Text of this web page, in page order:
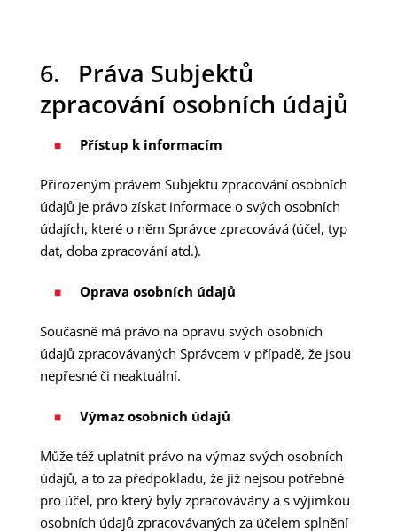
6. Práva Subjektů
zpracování osobních údajů
Přístup k informacím
Přirozeným právem Subjektu zpracování osobních
údajů je právo získat informace o svých osobních
údajích, které o něm Správce zpracovává (účel, typ
dat, doba zpracování atd.).
Oprava osobních údajů
Současně má právo na opravu svých osobních
údajů zpracovávaných Správcem v případě, že jsou
nepřesné či neaktuální.
Výmaz osobních údajů
Může též uplatnit právo na výmaz svých osobních
údajů, a to za předpokladu, že již nejsou potřebné
pro účel, pro který byly zpracovávány a s výjimkou
osobních údajů zpracovávaných za účelem splnění